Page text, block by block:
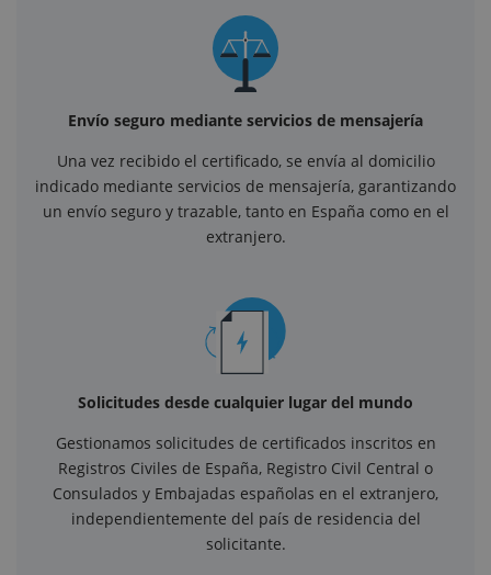
Envío seguro mediante servicios de mensajería
Una vez recibido el certificado, se envía al domicilio
indicado mediante servicios de mensajería, garantizando
un envío seguro y trazable, tanto en España como en el
extranjero.
Solicitudes desde cualquier lugar del mundo
Gestionamos solicitudes de certificados inscritos en
Registros Civiles de España, Registro Civil Central o
Consulados y Embajadas españolas en el extranjero,
independientemente del país de residencia del
solicitante.